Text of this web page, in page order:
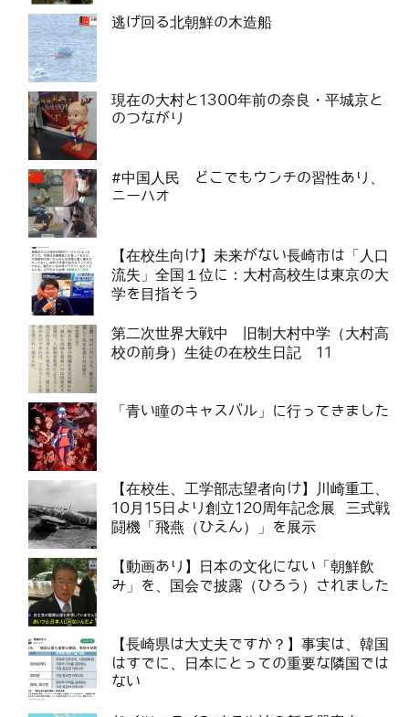
逃げ回る北朝鮮の木造船
現在の大村と1300年前の奈良・平城京と
のつながり
#中国人民 どこでもウンチの習性あり、
ニーハオ
【在校生向け】未来がない長崎市は「人口
流失」全国１位に：大村高校生は東京の大
学を目指そう
第二次世界大戦中 旧制大村中学（大村高
校の前身）生徒の在校生日記 11
「青い瞳のキャスバル」に行ってきました
【在校生、工学部志望者向け】川崎重工、
10月15日より創立120周年記念展 三式戦
闘機「飛燕（ひえん）」を展示
【動画あり】日本の文化にない「朝鮮飲
み」を、国会で披露（ひろう）されました
【長崎県は大丈夫ですか？】事実は、韓国
はすでに、日本にとっての重要な隣国では
ない